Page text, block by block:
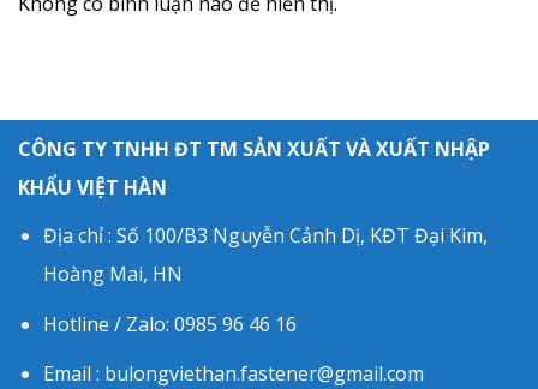
CÔNG TY TNHH ĐT TM SẢN XUẤT VÀ XUẤT NHẬP
KHẨU VIỆT HÀN
Địa chỉ : Số 100/B3 Nguyễn Cảnh Dị, KĐT Đại Kim,
Hoàng Mai, HN
Hotline / Zalo: 0985 96 46 16
Email : bulongviethan.fastener@gmail.com